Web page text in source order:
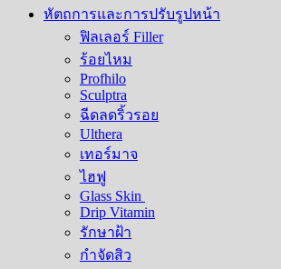
หัตถการและการปรับรูปหน้า
ฟิลเลอร์ Filler
ร้อยไหม
Profhilo
Sculptra
ฉีดลดริ้วรอย
Ulthera
เทอร์มาจ
ไฮฟู
Glass Skin
Drip Vitamin
รักษาฝ้า
กำจัดสิว